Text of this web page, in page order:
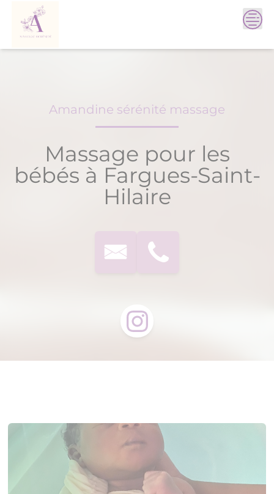
content
Amandine sérénité massage
Massage pour les
bébés à Fargues-Saint-
Hilaire